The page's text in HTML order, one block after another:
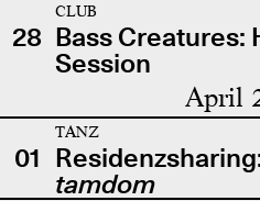
28
CLUB
Bass Creatures:
Session
April
01
TANZ
tamdom